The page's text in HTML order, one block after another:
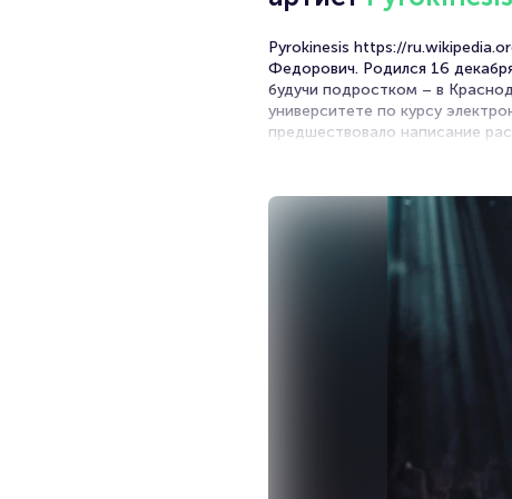
Pyrokinesis https://
Федорович. Родился 16
будучи подростком – в
университете по курсу
предшествовало написание
эволюции», «Корми демонов
милая пустота», второй из
2020-м «Питер, чай, не
минувшего года Pyrokinesis
связаны единой темой, а